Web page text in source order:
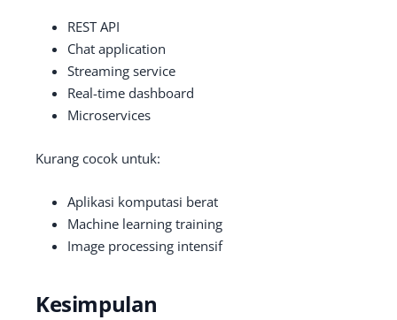
REST API
Chat application
Streaming service
Real-time dashboard
Microservices
Kurang cocok untuk:
Aplikasi komputasi berat
Machine learning training
Image processing intensif
Kesimpulan